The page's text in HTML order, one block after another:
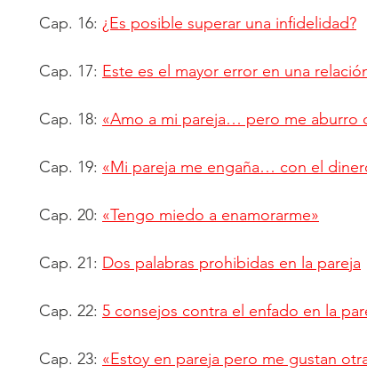
Cap. 16: ¿Es posible superar una infidelidad?
Cap. 17: Este es el mayor error en una
Cap. 18: «Amo a mi pareja… pero me aburro
Cap. 19: «Mi pareja me engaña… con el
Cap. 20: «Tengo miedo a enamorarme»
Cap. 21: Dos palabras prohibidas en la pareja
Cap. 22: 5 consejos contra el enfado en la
Cap. 23: «Estoy en pareja pero me gustan